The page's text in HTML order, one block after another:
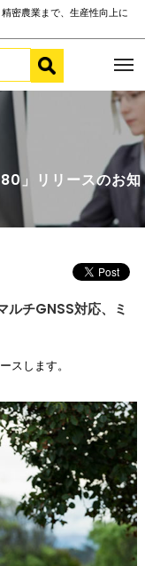
密農業まで、生産性向上に
」リリースのお知
ルチGNSS対応、ミ
スします。